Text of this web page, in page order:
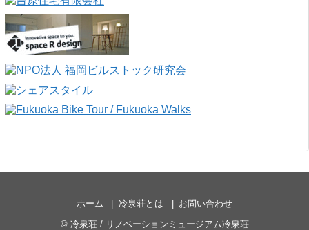
ホーム 冷泉荘とは
お問い合わせ
© 冷泉荘 / リノベーションミュージアム冷泉荘